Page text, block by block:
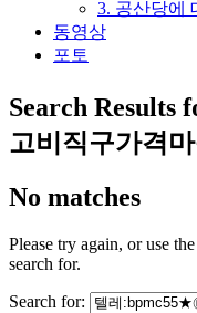
3. 공산당에
동영상
포토
Search Results
고비직구가격
No matches
Please try again, or use
search for.
Search for: